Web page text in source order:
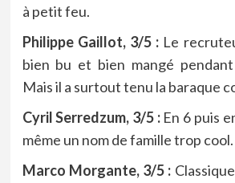
à petit feu.
Philippe Gaillot, 3/5 : Le
bien bu et bien mangé
Mais il a surtout tenu la baraque
Cyril Serredzum, 3/5 : En 6 puis
même un nom de famille trop cool.
Marco Morgante, 3/5 :